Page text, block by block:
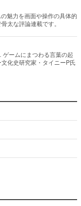
魅力を画面や操作の具体的
太な評論連載です。
ゲームにまつわる言葉の起
化史研究家・タイニーP氏